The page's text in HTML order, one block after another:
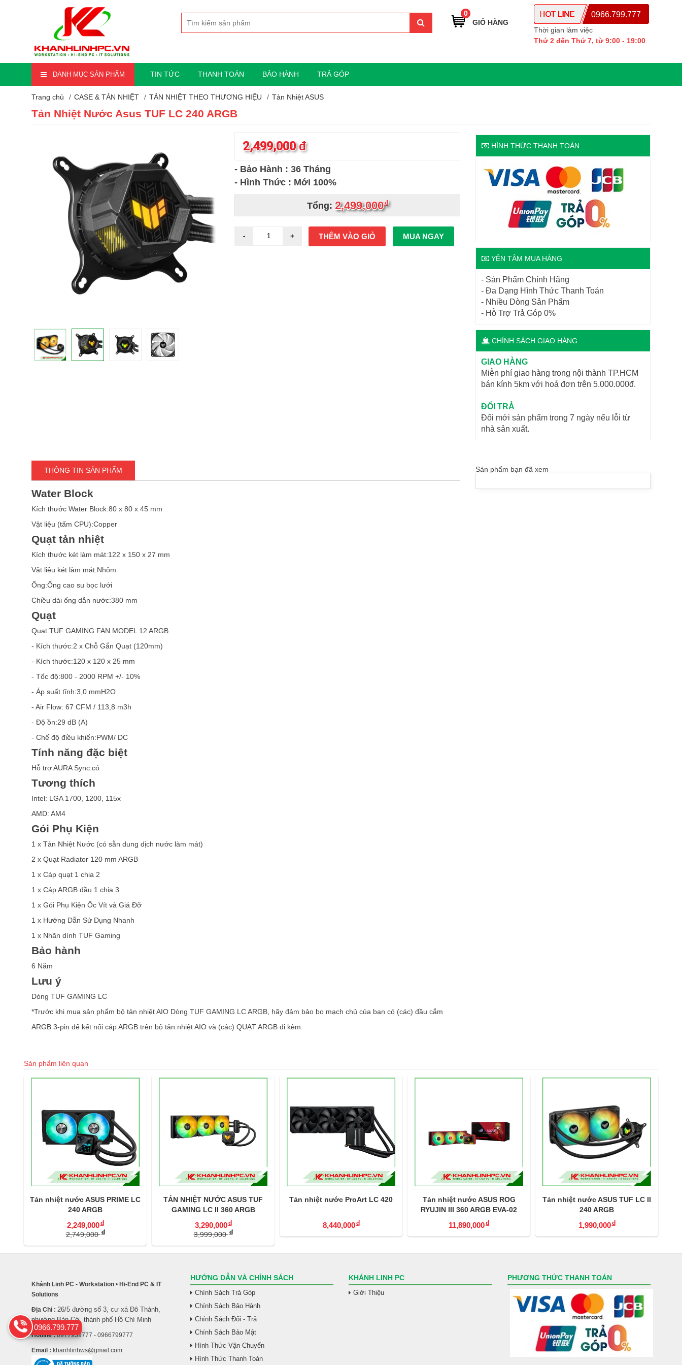
0966.799.777
Thời gian làm việc
Thứ 2 đến Thứ 7, từ 9:00 - 19:00
0
GIỎ HÀNG
DANH MỤC SẢN PHẨM TIN TỨC THANH TOÁN BẢO HÀNH TRẢ GÓP
Trang chủ CASE & TẢN NHIỆT TẢN NHIỆT THEO THƯƠNG HIỆU Tản Nhiệt ASUS
Tản Nhiệt Nước Asus TUF LC 240 ARGB
2,499,000đ
- Bảo Hành : 36 Tháng
- Hình Thức : Mới 100%
Tổng: 2,499,000đ
THÊM VÀO GIỎ MUA NGAY
HÌNH THỨC THANH TOÁN
YÊN TÂM MUA HÀNG
- Sản Phẩm Chính Hãng
- Đa Dạng Hình Thức Thanh Toán
- Nhiều Dòng Sản Phẩm
- Hỗ Trợ Trả Góp 0%
CHÍNH SÁCH GIAO HÀNG
GIAO HÀNG
Miễn phí giao hàng trong nội thành TP.HCM
bán kính 5km với hoá đơn trên 5.000.000đ.
ĐỔI TRẢ
Đổi mới sản phẩm trong 7 ngày nếu lỗi từ
nhà sản xuất.
THÔNG TIN SẢN PHẨM
Water Block
Kích thước Water Block:80 x 80 x 45 mm
Vật liệu (tấm CPU):Copper
Quạt tản nhiệt
Kích thước két làm mát:122 x 150 x 27 mm
Vật liệu két làm mát:Nhôm
Ống:Ống cao su bọc lưới
Chiều dài ống dẫn nước:380 mm
Quạt
Quạt:TUF GAMING FAN MODEL 12 ARGB
- Kích thước:2 x Chỗ Gắn Quạt (120mm)
- Kích thước:120 x 120 x 25 mm
- Tốc độ:800 - 2000 RPM +/- 10%
- Áp suất tĩnh:3,0 mmH2O
- Air Flow: 67 CFM / 113,8 m3h
- Độ ồn:29 dB (A)
- Chế độ điều khiển:PWM/ DC
Tính năng đặc biệt
Hỗ trợ AURA Sync:có
Tương thích
Intel: LGA 1700, 1200, 115x
AMD: AM4
Gói Phụ Kiện
1 x Tản Nhiệt Nước (có sẵn dung dịch nước làm mát)
2 x Quạt Radiator 120 mm ARGB
1 x Cáp quạt 1 chia 2
1 x Cáp ARGB đầu 1 chia 3
1 x Gói Phụ Kiện Ốc Vít và Giá Đỡ
1 x Hướng Dẫn Sử Dụng Nhanh
1 x Nhãn dính TUF Gaming
Bảo hành
6 Năm
Lưu ý
Dòng TUF GAMING LC
*Trước khi mua sản phẩm bộ tản nhiệt AIO Dòng TUF GAMING LC ARGB, hãy đảm bảo bo mạch chủ của bạn có (các) đầu cắm
ARGB 3-pin để kết nối cáp ARGB trên bộ tản nhiệt AIO và (các) QUẠT ARGB đi kèm.
Sản phẩm bạn đã xem
Sản phẩm liên quan
Tản nhiệt nước ASUS PRIME LC
240 ARGB
2,249,000đ
2,749,000đ
TẢN NHIỆT NƯỚC ASUS TUF
GAMING LC II 360 ARGB
3,290,000đ
3,999,000đ
Tản nhiệt nước ProArt LC 420
8,440,000đ
Tản nhiệt nước ASUS ROG
RYUJIN III 360 ARGB EVA-02
11,890,000đ
Tản nhiệt nước ASUS TUF LC II
240 ARGB
1,990,000đ
Khánh Linh PC - Workstation • Hi-End PC & IT
Solutions
Địa Chỉ : 26/5 đường số 3, cư xá Đô Thành,
phường Bàn Cờ, thành phố Hồ Chí Minh
Hotline :0977939777 - 0966799777
Email : khanhlinhws@gmail.com
HƯỚNG DẪN VÀ CHÍNH SÁCH
Chính Sách Trả Góp
Chính Sách Bảo Hành
Chính Sách Đổi - Trả
Chính Sách Bảo Mật
Hình Thức Vận Chuyển
Hình Thức Thanh Toán
KHÁNH LINH PC
Giới Thiệu
PHƯƠNG THỨC THANH TOÁN
0966.799.777